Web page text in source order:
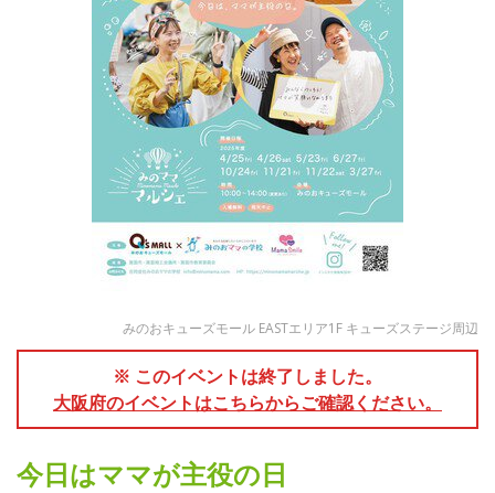
みのおキューズモール EASTエリア1F キューズステージ周辺
※ このイベントは終了しました。
大阪府のイベントはこちらからご確認ください。
今日はママが主役の日